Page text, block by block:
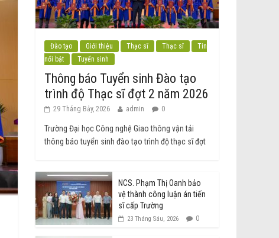
Đào tạo Giới thiệu Thạc sĩ Thạc sĩ
Tin
nổi bật
Tuyển sinh
Thông báo Tuyển sinh Đào tạo
trình độ Thạc sĩ đợt 2 năm 2026
29 Tháng Bảy, 2026 admin 0
Trường Đại học Công nghệ Giao thông vận tải
thông báo tuyển sinh đào tạo trình độ thạc sĩ đợt
NCS. Phạm Thị Oanh bảo
vệ thành công luận án tiến
sĩ cấp Trường
23 Tháng Sáu, 2026 0